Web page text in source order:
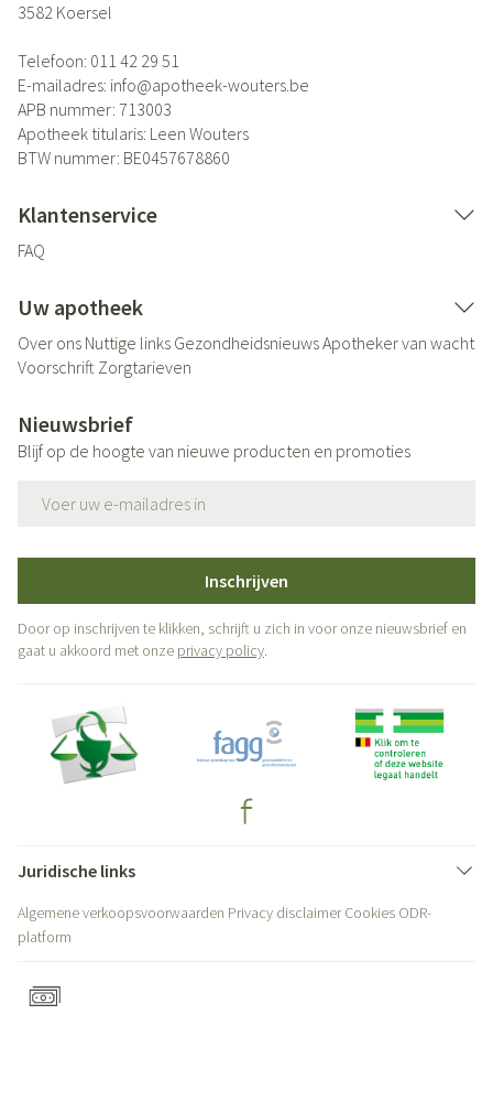
3582 Koersel
Telefoon: 011 42 29 51
E-mailadres: info@apotheek-wouters.be
APB nummer: 713003
Apotheek titularis: Leen Wouters
BTW nummer: BE0457678860
Klantenservice
FAQ
Uw apotheek
Over ons Nuttige links GezondheidsnieuwsApotheker van wacht
Voorschrift Zorgtarieven
Nieuwsbrief
Blijf op de hoogte van nieuwe producten en promoties
Inschrijven
Door op inschrijven te klikken, schrijft u zich in voor onze nieuwsbrief en
gaat u akkoord met onze privacy policy.
Juridische links
Algemene verkoopsvoorwaarden Privacy disclaimer Cookies ODR-
platform